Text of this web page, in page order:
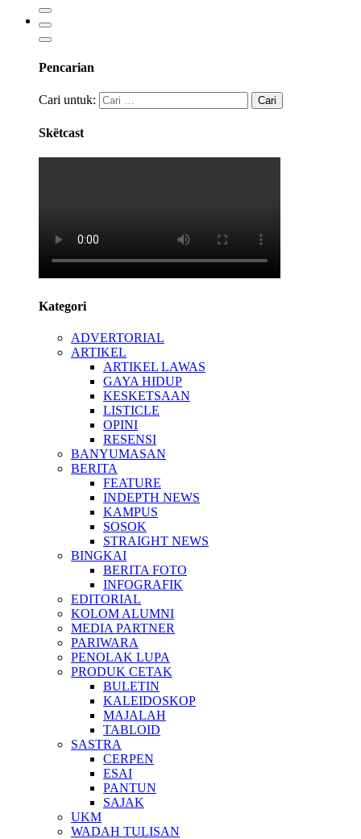
Pencarian
Cari untuk:
Skëtcast
Kategori
ADVERTORIAL
ARTIKEL
ARTIKEL LAWAS
GAYA HIDUP
KESKETSAAN
LISTICLE
OPINI
RESENSI
BANYUMASAN
BERITA
FEATURE
INDEPTH NEWS
KAMPUS
SOSOK
STRAIGHT NEWS
BINGKAI
BERITA FOTO
INFOGRAFIK
EDITORIAL
KOLOM ALUMNI
MEDIA PARTNER
PARIWARA
PENOLAK LUPA
PRODUK CETAK
BULETIN
KALEIDOSKOP
MAJALAH
TABLOID
SASTRA
CERPEN
ESAI
PANTUN
SAJAK
UKM
WADAH TULISAN